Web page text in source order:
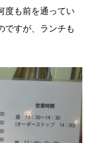
度も前を通ってい
ですが、ランチも